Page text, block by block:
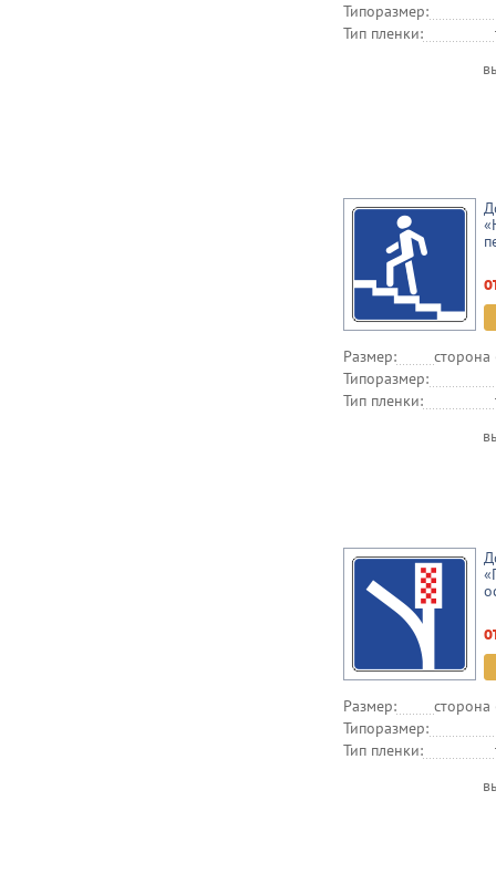
Типоразмер:
Тип пленки:
Размер:
Типоразмер:
Тип пленки:
Размер:
Типоразмер:
Тип пленки: